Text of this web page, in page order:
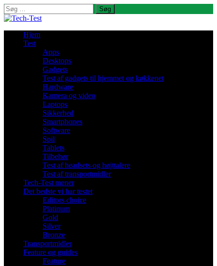
Søg
efter:
Hjem
Test
Apps
Desktops
Gadgets
Test af gadgets til hjemmet og køkkenet
Hardware
Kamera og video
Laptops
Sikkerhed
Smartphones
Software
Spil
Tablets
Tilbehør
Test af headsets og højttalere
Test af transportmidler
Tech-Test mener
Det bedste vi har testet
Editors choice
Platinum
Gold
Silver
Bronze
Transportmidler
Feature og guides
Feature